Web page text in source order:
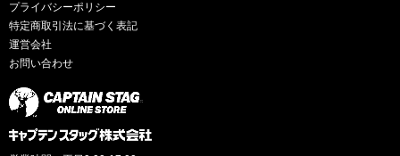
プライバシーポリシー
特定商取引法に基づく表記
運営会社
お問い合わせ